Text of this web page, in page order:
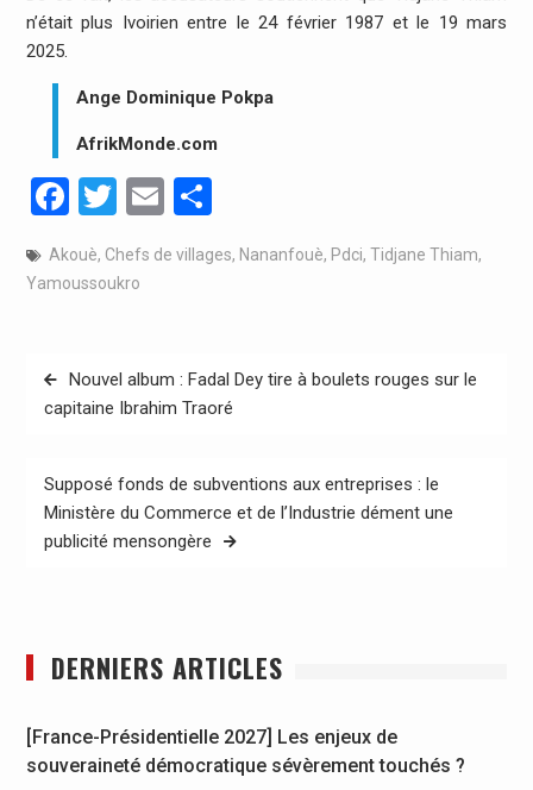
n’était plus Ivoirien entre le 24 février 1987 et le 19 mars
2025.
Ange Dominique Pokpa
AfrikMonde.com
Facebook
Twitter
EmailPartager
Akouè, Chefs de villages, Nananfouè, Pdci, Tidjane Thiam,
Yamoussoukro
Navigation
de
Nouvel album : Fadal Dey tire à boulets rouges sur le
capitaine Ibrahim Traoré
Supposé fonds de subventions aux entreprises : le
Ministère du Commerce et de l’Industrie dément une
publicité mensongère
DERNIERS ARTICLES
[France-Présidentielle 2027] Les enjeux de
souveraineté démocratique sévèrement touchés ?